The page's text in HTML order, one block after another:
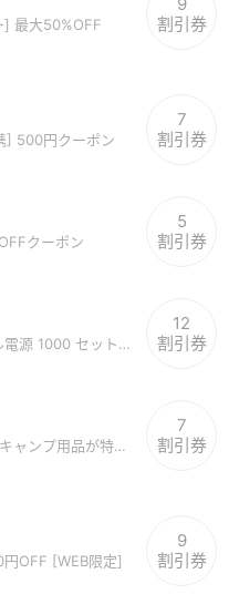
] 最大50%OFF
割引券
] 500円クーポン
7
割引券
クーポン
5
割引券
[Jackery ポータブル電源 1000 セット] 2500円OFFクーポン
12
割引券
【限定セール】人気キャンプ用品が特別価格 Amazon公式
7
割引券
OFF [WEB限定]
9
割引券